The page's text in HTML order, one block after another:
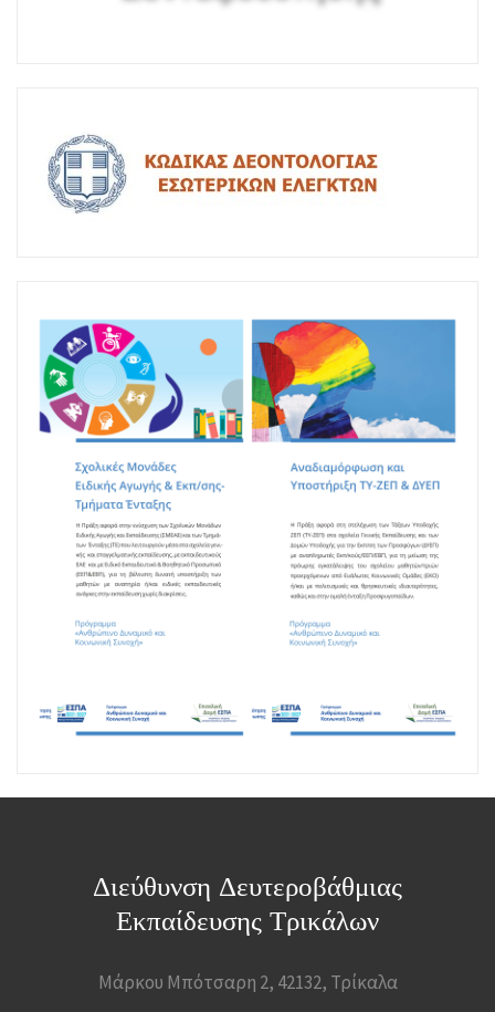
Διεύθυνση Δευτεροβάθμιας
Εκπαίδευσης Τρικάλων
Μάρκου Μπότσαρη 2, 42132, Τρίκαλα